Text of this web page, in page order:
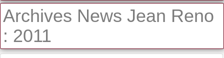
Archives News Jean Reno
: 2011